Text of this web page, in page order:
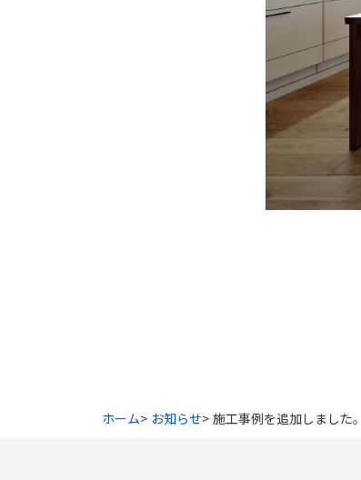
ホーム お知らせ 施工事例を追加しました。